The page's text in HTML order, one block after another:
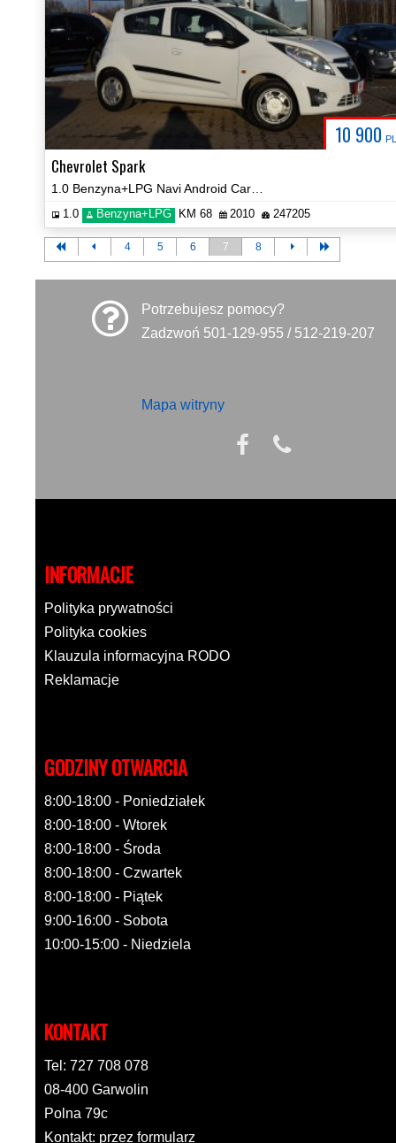
10 900
Chevrolet Spark
1.0 Benzyna+LPG KM 68 2010 247205
4 5 6 7 8
Potrzebujesz pomocy?
Zadzwoń 501-129-955 / 512-219-207
Mapa witryny
INFORMACJE
Polityka prywatności
Polityka cookies
Klauzula informacyjna RODO
Reklamacje
GODZINY OTWARCIA
8:00-18:00 - Poniedziałek
8:00-18:00 - Wtorek
8:00-18:00 - Środa
8:00-18:00 - Czwartek
8:00-18:00 - Piątek
9:00-16:00 - Sobota
10:00-15:00 - Niedziela
KONTAKT
Tel: 727 708 078
08-400 Garwolin
Polna 79c
Kontakt: przez formularz